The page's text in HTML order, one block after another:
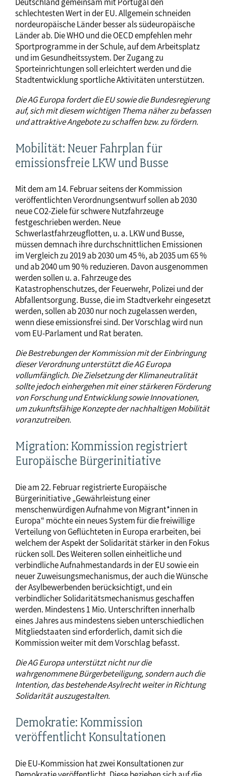
schlechtesten Wert in der EU. Allgemein schneiden
nordeuropäische Länder besser als südeuropäische
Länder ab. Die WHO und die OECD empfehlen mehr
Sportprogramme in der Schule, auf dem Arbeitsplatz
und im Gesundheitssystem. Der Zugang zu
Sporteinrichtungen soll erleichtert werden und die
Stadtentwicklung sportliche Aktivitäten unterstützen.
Die AG Europa fordert die EU sowie die Bundesregierung
auf, sich mit diesem wichtigen Thema näher zu befassen
und attraktive Angebote zu schaffen bzw. zu fördern.
Mobilität: Neuer Fahrplan für
emissionsfreie LKW und Busse
Mit dem am 14. Februar seitens der Kommission
veröffentlichten Verordnungsentwurf sollen ab 2030
neue CO2-Ziele für schwere Nutzfahrzeuge
festgeschrieben werden. Neue
Schwerlastfahrzeugflotten, u. a. LKW und Busse,
müssen demnach ihre durchschnittlichen Emissionen
im Vergleich zu 2019 ab 2030 um 45 %, ab 2035 um 65 %
und ab 2040 um 90 % reduzieren. Davon ausgenommen
werden sollen u. a. Fahrzeuge des
Katastrophenschutzes, der Feuerwehr, Polizei und der
Abfallentsorgung. Busse, die im Stadtverkehr eingesetzt
werden, sollen ab 2030 nur noch zugelassen werden,
wenn diese emissionsfrei sind. Der Vorschlag wird nun
vom EU-Parlament und Rat beraten.
Die Bestrebungen der Kommission mit der Einbringung
dieser Verordnung unterstützt die AG Europa
vollumfänglich. Die Zielsetzung der Klimaneutralität
sollte jedoch einhergehen mit einer stärkeren Förderung
von Forschung und Entwicklung sowie Innovationen,
um zukunftsfähige Konzepte der nachhaltigen Mobilität
voranzutreiben.
Migration: Kommission registriert
Europäische Bürgerinitiative
Die am 22. Februar registrierte Europäische
Bürgerinitiative „Gewährleistung einer
menschenwürdigen Aufnahme von Migrant*innen in
Europa“ möchte ein neues System für die freiwillige
Verteilung von Geflüchteten in Europa erarbeiten, bei
welchem der Aspekt der Solidarität stärker in den Fokus
rücken soll. Des Weiteren sollen einheitliche und
verbindliche Aufnahmestandards in der EU sowie ein
neuer Zuweisungsmechanismus, der auch die Wünsche
der Asylbewerbenden berücksichtigt, und ein
verbindlicher Solidaritätsmechanismus geschaffen
werden. Mindestens 1 Mio. Unterschriften innerhalb
eines Jahres aus mindestens sieben unterschiedlichen
Mitgliedstaaten sind erforderlich, damit sich die
Kommission weiter mit dem Vorschlag befasst.
Die AG Europa unterstützt nicht nur die
wahrgenommene Bürgerbeteiligung, sondern auch die
Intention, das bestehende Asylrecht weiter in Richtung
Solidarität auszugestalten.
Demokratie: Kommission
veröffentlicht Konsultationen
Die EU-Kommission hat zwei Konsultationen zur